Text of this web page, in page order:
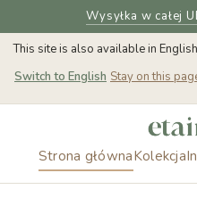
Wysyłka w całej
This site is also available in
Switch to English Stay on this
Strona głównaKolekcja